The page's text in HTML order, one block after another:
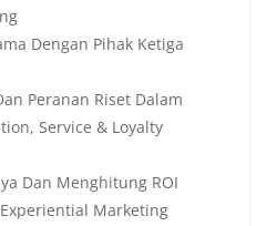
Dengan Pihak Ketiga
Peranan Riset Dalam
Service & Loyalty
Dan Menghitung ROI
Marketing